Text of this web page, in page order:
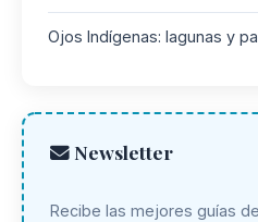
Ojos Indígenas: lagunas y
Newsletter
Recibe las mejores guías